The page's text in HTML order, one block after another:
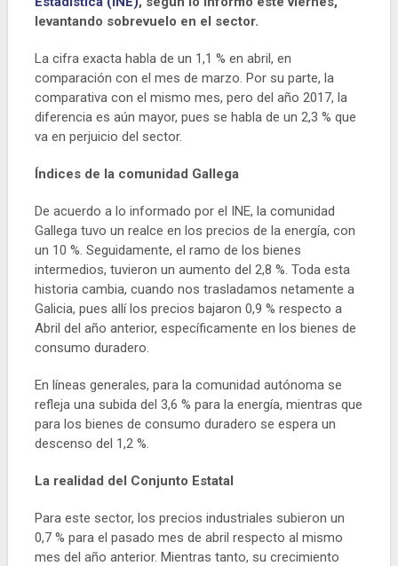
levantando sobrevuelo en el sector.
La cifra exacta habla de un 1,1 % en abril, en
comparación con el mes de marzo. Por su parte, la
comparativa con el mismo mes, pero del año 2017, la
diferencia es aún mayor, pues se habla de un 2,3 % que
va en perjuicio del sector.
Índices de la comunidad Gallega
De acuerdo a lo informado por el INE, la comunidad
Gallega tuvo un realce en los precios de la energía, con
un 10 %. Seguidamente, el ramo de los bienes
intermedios, tuvieron un aumento del 2,8 %. Toda esta
historia cambia, cuando nos trasladamos netamente a
Galicia, pues allí los precios bajaron 0,9 % respecto a
Abril del año anterior, específicamente en los bienes de
consumo duradero.
En líneas generales, para la comunidad autónoma se
refleja una subida del 3,6 % para la energía, mientras que
para los bienes de consumo duradero se espera un
descenso del 1,2 %.
La realidad del Conjunto Estatal
Para este sector, los precios industriales subieron un
0,7 % para el pasado mes de abril respecto al mismo
mes del año anterior. Mientras tanto, su crecimiento